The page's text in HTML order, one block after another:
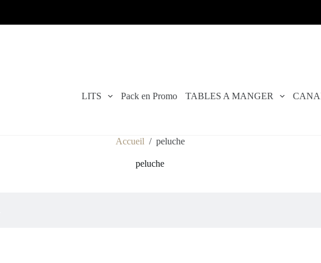
LITS Pack en Promo TABLES A MANGER
Accueil / peluche
peluche